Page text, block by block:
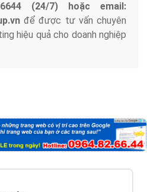
(24/7) hoặc email:
để được tư vấn chuyên
hiệu quả cho doanh nghiệp